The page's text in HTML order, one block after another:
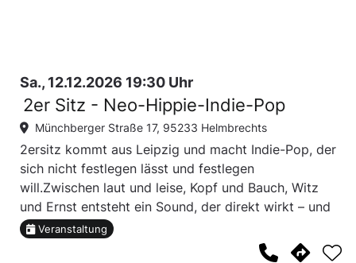
Sa., 12.12.2026 19:30 Uhr
2er Sitz - Neo-Hippie-Indie-Pop
Münchberger Straße 17, 95233 Helmbrechts
2ersitz kommt aus Leipzig und macht Indie-Pop, der
sich nicht festlegen lässt und festlegen
will.Zwischen laut und leise, Kopf und Bauch, Witz
und Ernst entsteht ein Sound, der direkt wirkt – und
trotzdem Raum lässt.
Veranstaltung